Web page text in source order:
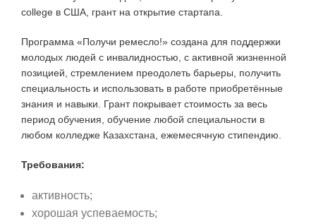
college в США, грант на открытие стартапа.
Программа «Получи ремесло!» создана для поддержки
молодых людей с инвалидностью, с активной жизненной
позицией, стремлением преодолеть барьеры, получить
специальность и использовать в работе приобретённые
знания и навыки. Грант покрывает стоимость за весь
период обучения, обучение любой специальности в
любом колледже Казахстана, ежемесячную стипендию.
Требования:
активность;
хорошая успеваемость;